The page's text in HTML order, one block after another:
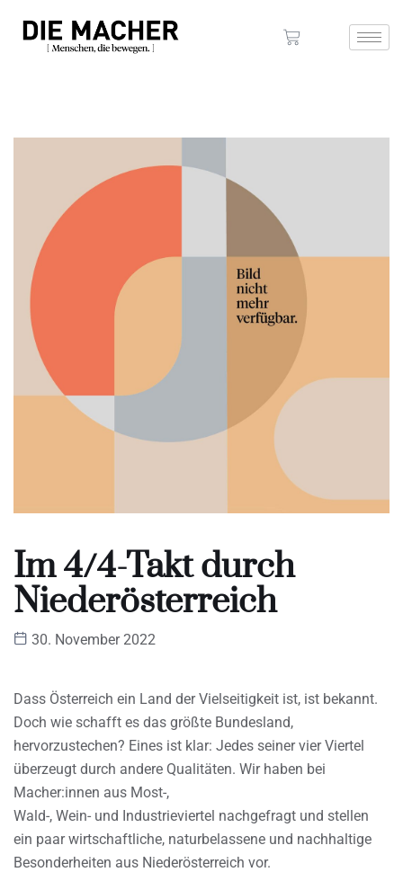
Im 4/4-Takt durch
Niederösterreich
30. November 2022
Dass Österreich ein Land der Vielseitigkeit ist, ist bekannt.
Doch wie schafft es das größte Bundesland,
hervorzustechen? Eines ist klar: Jedes seiner vier Viertel
überzeugt durch andere Qualitäten. Wir haben bei
Macher:innen aus Most-,
Wald-, Wein- und Industrieviertel nachgefragt und stellen
ein paar wirtschaftliche, naturbelassene und nachhaltige
Besonderheiten aus Niederösterreich vor.